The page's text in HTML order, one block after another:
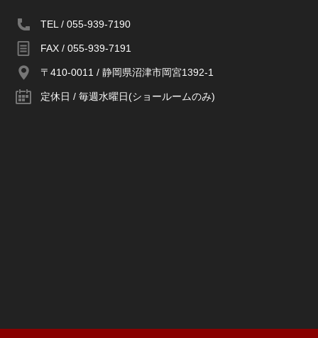
TEL / 055-939-7190
FAX / 055-939-7191
〒410-0011 / 静岡県沼津市岡宮1392-1
定休日 / 毎週水曜日(ショールームのみ)